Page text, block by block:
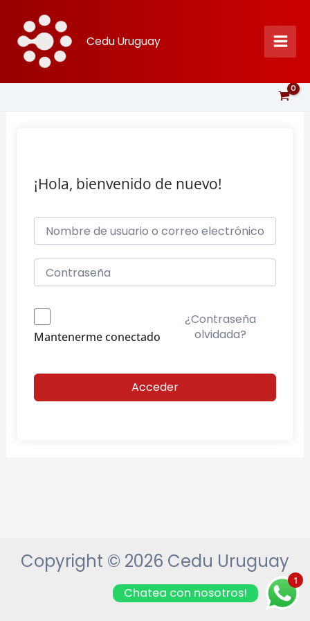
contenido
Cedu Uruguay
¡Hola, bienvenido de nuevo!
Mantenerme conectado
¿Contraseña
olvidada?
Acceder
Copyright © 2026 Cedu Uruguay
1
Chatea con nosotros!